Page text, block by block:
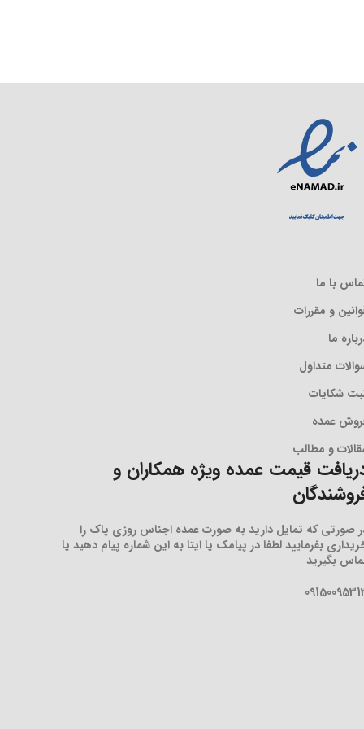
با ما
و مقررات
ما
متداول
شکایات
عمده
و مطالب
قیمت عمده ویژه همکاران و
صورتی که تمایل دارید به صورت عمده اجناس روزی پاک را
بفرمایید لطفا در پیامک یا ایتا به این شماره پیام دهید یا
بگیرید